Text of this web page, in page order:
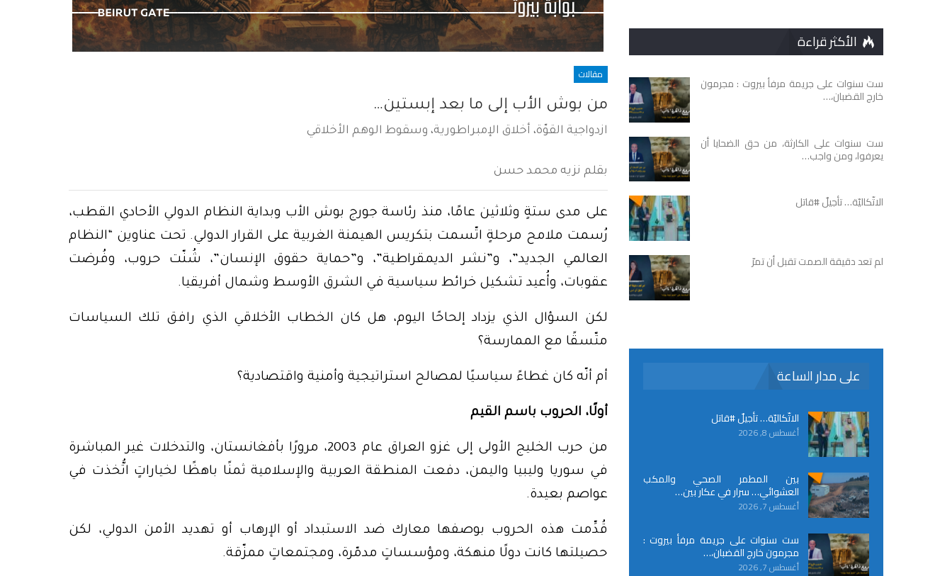
مقالات
من بوش الأب إلى ما بعد إبستين…
ازدواجية القوّة، أخلاق الإمبراطورية، وسقوط الوهم الأخلاقي
بقلم نزيه محمد حسن
على مدى ستةٍ وثلاثين عامًا، منذ رئاسة جورج بوش الأب وبداية النظام الدولي الأحادي القطب،
رُسمت ملامح مرحلةٍ اتّسمت بتكريس الهيمنة الغربية على القرار الدولي. تحت عناوين “النظام
العالمي الجديد”، و”نشر الديمقراطية”، و”حماية حقوق الإنسان”، شُنّت حروب، وفُرضت
عقوبات، وأُعيد تشكيل خرائط سياسية في الشرق الأوسط وشمال أفريقيا.
لكن السؤال الذي يزداد إلحاحًا اليوم، هل كان الخطاب الأخلاقي الذي رافق تلك السياسات
متّسقًا مع الممارسة؟
أم أنّه كان غطاءً سياسيًا لمصالح استراتيجية وأمنية واقتصادية؟
أولًا، الحروب باسم القيم
من حرب الخليج الأولى إلى غزو العراق عام 2003، مرورًا بأفغانستان، والتدخلات غير المباشرة
في سوريا وليبيا واليمن، دفعت المنطقة العربية والإسلامية ثمنًا باهظًا لخياراتٍ اتُّخذت في
عواصم بعيدة.
قُدِّمت هذه الحروب بوصفها معارك ضد الاستبداد أو الإرهاب أو تهديد الأمن الدولي، لكن
حصيلتها كانت دولًا منهكة، ومؤسساتٍ مدمّرة، ومجتمعاتٍ ممزّقة.
الأكثر قراءة
ست سنوات على جريمة مرفأ بيروت : مجرمون
خارج القضبان،…
ست سنوات على الكارثة، من حق الضحايا أن
يعرفوا، ومن واجب…
الاتّكاليّة… تأجيلٌ #قاتل
لم تعد دقيقة الصمت تقبل أن تمرّ
على مدار الساعة
الاتّكاليّة… تأجيلٌ #قاتل
أغسطس 8, 2026
بين المطمر الصحي والمكب
العشوائي… سرار في عكار بين…
أغسطس 7, 2026
ست سنوات على جريمة مرفأ بيروت :
مجرمون خارج القضبان،…
أغسطس 7, 2026